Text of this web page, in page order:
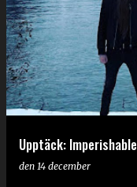
Upptäck: Imperishable
den 14 december